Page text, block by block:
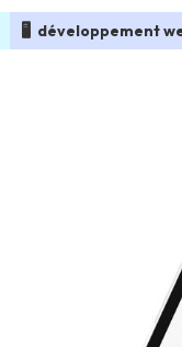
🖥 développement